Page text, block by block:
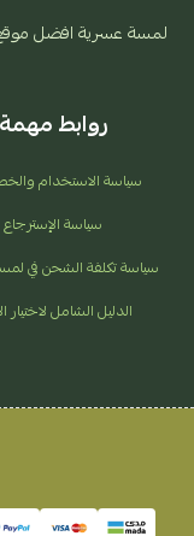
لمسة عسرية افضل موقع
روابط مهمة
سياسة الاستخدام
سياسة الإسترجاع
سياسة تكلفة الشحن في
الدليل الشامل لاختيار